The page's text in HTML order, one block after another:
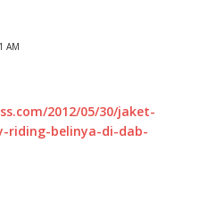
AM
2012/05/30/jaket-
riding-belinya-di-dab-